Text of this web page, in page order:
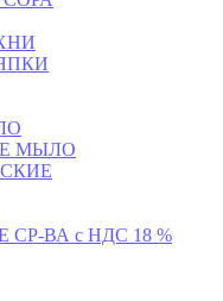
МЫЛО
ВА с НДС 18 %